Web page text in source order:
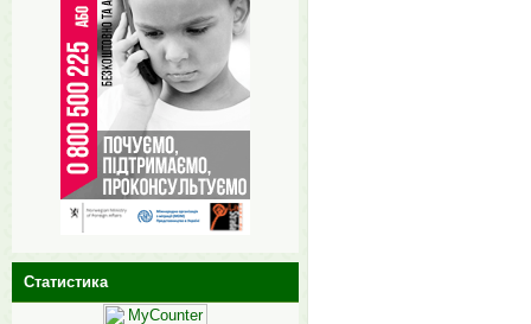
Статистика